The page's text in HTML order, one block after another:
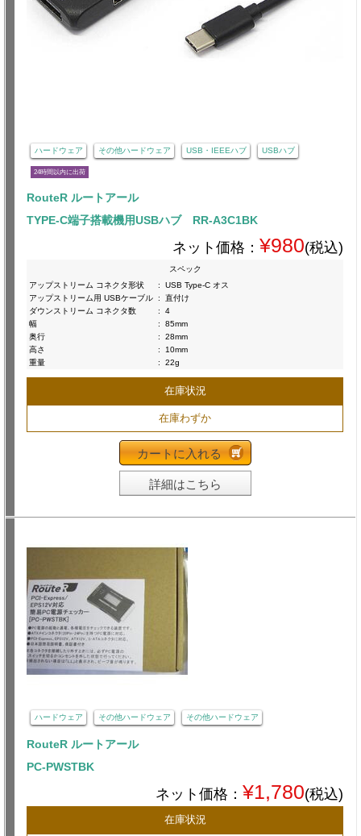
ハードウェア その他ハードウェア USB・IEEEハブ USBハブ
24時間以内に出荷
RouteR ルートアール
TYPE-C端子搭載機用USBハブ RR-A3C1BK
ネット価格： ¥980(税込)
スペック
アップストリーム コネクタ形状
:
USB Type-C オス
アップストリーム用 USBケーブル :
直付け
ダウンストリーム コネクタ数
:
4
幅
:
85mm
奥行
:
28mm
高さ
:
10mm
重量
: 22g
在庫状況
在庫わずか
カートに入れる
詳細はこちら
ハードウェア その他ハードウェア その他ハードウェア
RouteR ルートアール
PC-PWSTBK
ネット価格： ¥1,780(税込)
在庫状況